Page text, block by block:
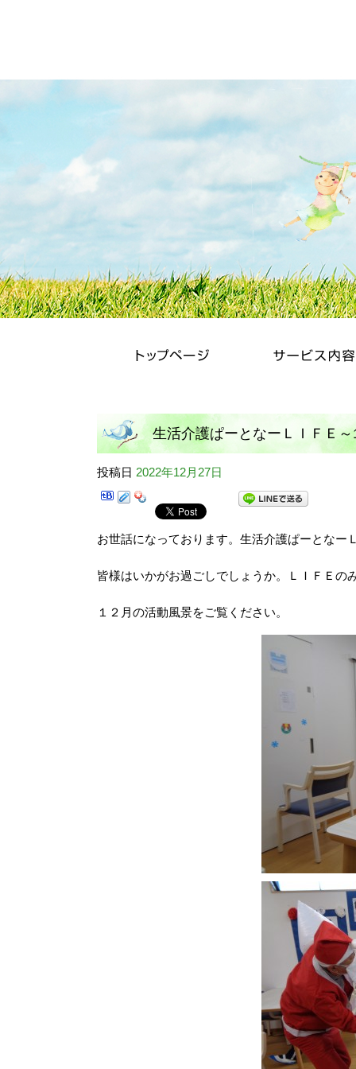
生活介護ぱーとなーＬＩＦＥ
投稿日 2022年12月27日
お世話になっております。生活介護ぱーとなー
皆様はいかがお過ごしでしょうか。ＬＩＦＥの
１２月の活動風景をご覧ください。